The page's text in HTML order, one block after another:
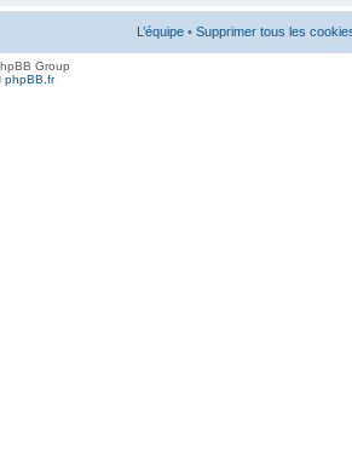
L’équipe • Supprimer tous les
Group
phpBB.fr